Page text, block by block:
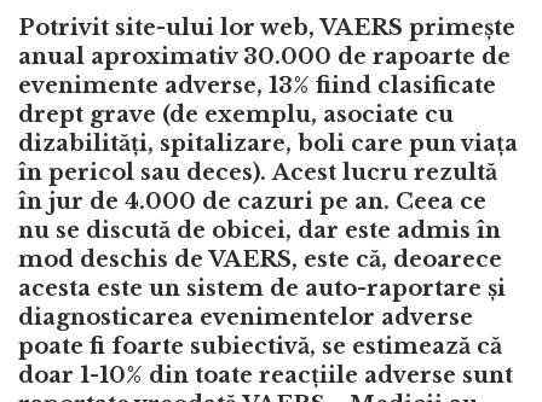
Potrivit site-ului lor web, VAERS primește
anual aproximativ 30.000 de rapoarte de
evenimente adverse, 13% fiind clasificate
drept grave (de exemplu, asociate cu
dizabilități, spitalizare, boli care pun viața
în pericol sau deces). Acest lucru rezultă
în jur de 4.000 de cazuri pe an. Ceea ce
nu se discută de obicei, dar este admis în
mod deschis de VAERS, este că, deoarece
acesta este un sistem de auto-raportare și
diagnosticarea evenimentelor adverse
poate fi foarte subiectivă, se estimează că
doar 1-10% din toate reacțiile adverse sunt